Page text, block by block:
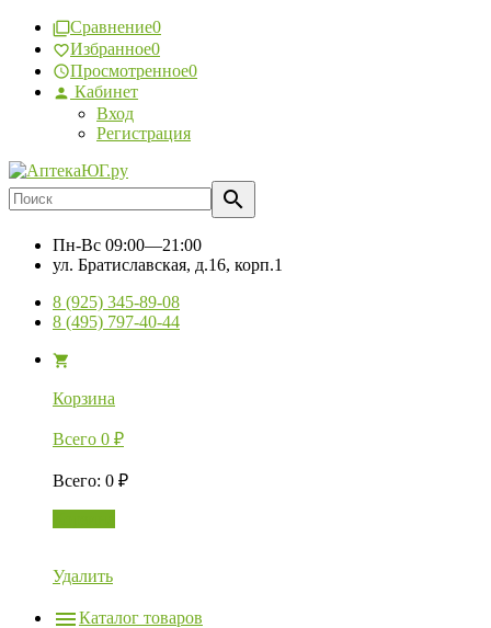
Сравнение0
Избранное0
Просмотренное0
Кабинет
Вход
Регистрация
Пн-Вс 09:00—21:00
ул. Братиславская, д.16, корп.1
8 (925) 345-89-08
8 (495) 797-40-44
Корзина
Всего 0 ₽
Всего: 0 ₽
Удалить
Каталог товаров